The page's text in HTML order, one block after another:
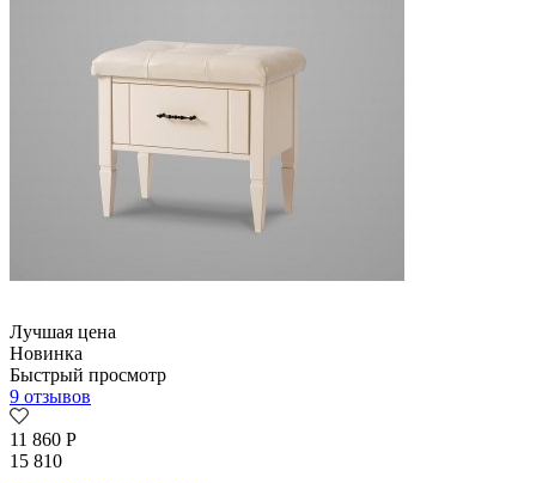
Лучшая цена
Новинка
Быстрый просмотр
9 отзывов
11 860 Р
15 810